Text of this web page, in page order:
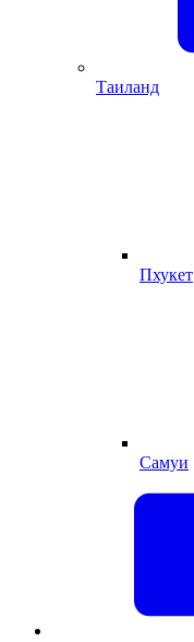
Таиланд
Пхукет
Самуи